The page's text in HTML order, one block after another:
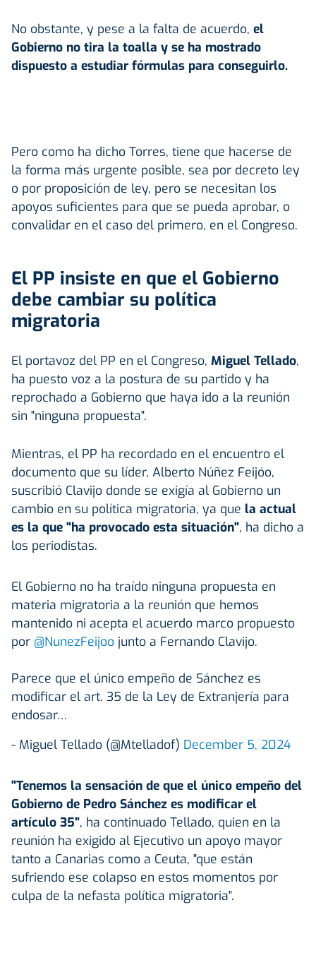
No obstante, y pese a la falta de acuerdo, el
Gobierno no tira la toalla y se ha mostrado
dispuesto a estudiar fórmulas para conseguirlo.
Pero como ha dicho Torres, tiene que hacerse de
la forma más urgente posible, sea por decreto ley
o por proposición de ley, pero se necesitan los
apoyos suficientes para que se pueda aprobar, o
convalidar en el caso del primero, en el Congreso.
El PP insiste en que el Gobierno
debe cambiar su política
migratoria
El portavoz del PP en el Congreso, Miguel Tellado,
ha puesto voz a la postura de su partido y ha
reprochado a Gobierno que haya ido a la reunión
sin "ninguna propuesta".
Mientras, el PP ha recordado en el encuentro el
documento que su líder, Alberto Núñez Feijóo,
suscribió Clavijo donde se exigía al Gobierno un
cambio en su política migratoria, ya que la actual
es la que "ha provocado esta situación", ha dicho a
los periodistas.
El Gobierno no ha traído ninguna propuesta en
materia migratoria a la reunión que hemos
mantenido ni acepta el acuerdo marco propuesto
por @NunezFeijoo junto a Fernando Clavijo.
Parece que el único empeño de Sánchez es
modificar el art. 35 de la Ley de Extranjería para
endosar…
- Miguel Tellado (@Mtelladof) December 5, 2024
"Tenemos la sensación de que el único empeño del
Gobierno de Pedro Sánchez es modificar el
artículo 35", ha continuado Tellado, quien en la
reunión ha exigido al Ejecutivo un apoyo mayor
tanto a Canarias como a Ceuta, "que están
sufriendo ese colapso en estos momentos por
culpa de la nefasta política migratoria".